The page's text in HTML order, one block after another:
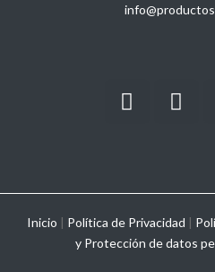
Inicio | Política de Privacidad |
y Protección de datos